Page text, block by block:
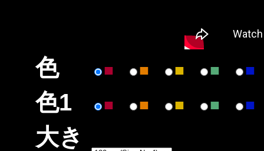
色 ■ ■ ■ ■ ■
色1 ■ ■ ■ ■ ■
大き